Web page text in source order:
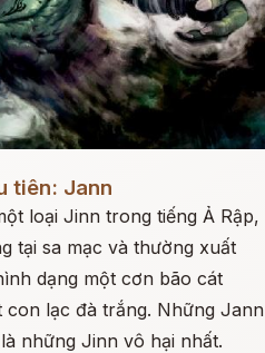
tiên: Jann
loại Jinn trong tiếng Ả Rập,
tại sa mạc và thường xuất
dạng một cơn bão cát
con lạc đà trắng. Những Jann
những Jinn vô hại nhất.